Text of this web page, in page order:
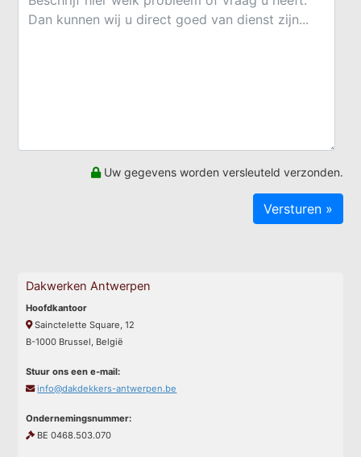
Uw gegevens worden versleuteld verzonden.
Dakwerken Antwerpen
Hoofdkantoor
Sainctelette Square, 12
B-1000 Brussel, België
Stuur ons een e-mail:
info@dakdekkers-antwerpen.be
Ondernemingsnummer:
BE 0468.503.070